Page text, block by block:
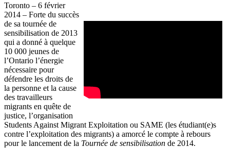
Toronto – 6 février
2014 – Forte du succès
de sa tournée de
sensibilisation de 2013
qui a donné à quelque
10 000 jeunes de
l’Ontario l’énergie
nécessaire pour
défendre les droits de
la personne et la cause
des travailleurs
migrants en quête de
justice, l’organisation
Students Against Migrant Exploitation ou SAME (les étudiant(e)s
contre l’exploitation des migrants) a amorcé le compte à rebours
pour le lancement de la Tournée de sensibilisation de 2014.